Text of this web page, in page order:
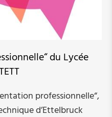
2023
méritantes
du Lycée
professionnelle“,
d’Ettelbruck